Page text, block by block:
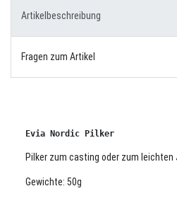
Artikelbeschreibung
Fragen zum Artikel
Evia Nordic Pilker
Pilker zum casting oder zum leichten
Gewichte: 50g